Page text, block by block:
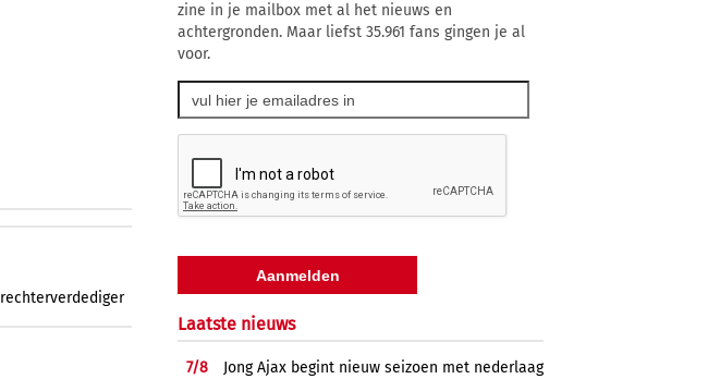
rechterverdediger
zine in je mailbox met al het nieuws en
achtergronden. Maar liefst 35.961 fans gingen je al
voor.
Laatste nieuws
7/8
Jong Ajax begint nieuw seizoen met nederlaag